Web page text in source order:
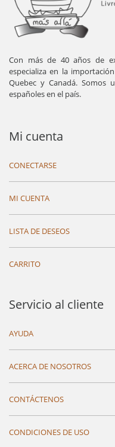
Con más de 40 años de
especializa en la
Quebec y Canadá. Somos
españoles en el país.
Mi cuenta
CONECTARSE
MI CUENTA
LISTA DE DESEOS
CARRITO
Servicio al cliente
AYUDA
ACERCA DE NOSOTROS
CONTÁCTENOS
CONDICIONES DE USO